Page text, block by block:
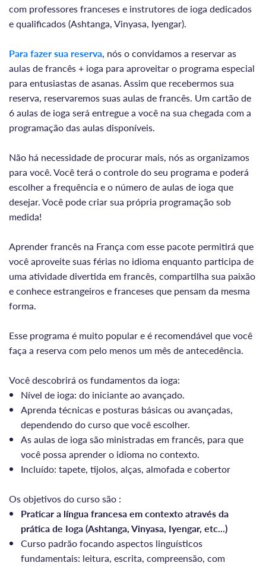
com professores franceses e instrutores de ioga dedicados
e qualificados (Ashtanga, Vinyasa, Iyengar).
Para fazer sua reserva, nós o convidamos a reservar as
aulas de francês + ioga para aproveitar o programa especial
para entusiastas de asanas. Assim que recebermos sua
reserva, reservaremos suas aulas de francês. Um cartão de
6 aulas de ioga será entregue a você na sua chegada com a
programação das aulas disponíveis.
Não há necessidade de procurar mais, nós as organizamos
para você. Você terá o controle do seu programa e poderá
escolher a frequência e o número de aulas de ioga que
desejar. Você pode criar sua própria programação sob
medida!
Aprender francês na França com esse pacote permitirá que
você aproveite suas férias no idioma enquanto participa de
uma atividade divertida em francês, compartilha sua paixão
e conhece estrangeiros e franceses que pensam da mesma
forma.
Esse programa é muito popular e é recomendável que você
faça a reserva com pelo menos um mês de antecedência.
Você descobrirá os fundamentos da ioga:
Nível de ioga: do iniciante ao avançado.
Aprenda técnicas e posturas básicas ou avançadas,
dependendo do curso que você escolher.
As aulas de ioga são ministradas em francês, para que
você possa aprender o idioma no contexto.
Incluído: tapete, tijolos, alças, almofada e cobertor
Os objetivos do curso são :
Praticar a língua francesa em contexto através da
prática de Ioga (Ashtanga, Vinyasa, Iyengar, etc...)
Curso padrão focando aspectos linguísticos
fundamentais: leitura, escrita, compreensão, com